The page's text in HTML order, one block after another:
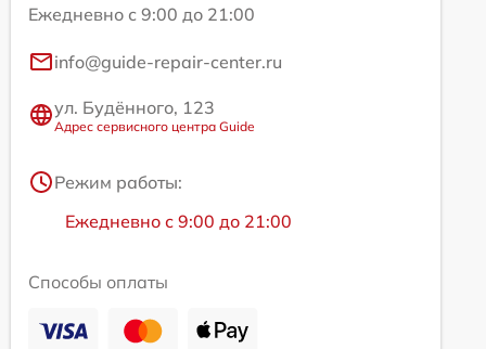
Ежедневно с 9:00 до 21:00
info@guide-repair-center.ru
ул. Будённого, 123
Адрес сервисного центра Guide
Режим работы:
Ежедневно с 9:00 до 21:00
Способы оплаты